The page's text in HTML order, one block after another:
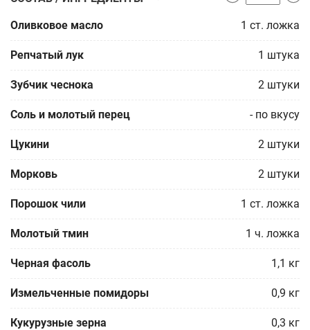
Оливковое масло 1 ст. ложка
Репчатый лук 1 штука
Зубчик чеснока 2 штуки
Соль и молотый перец - по вкусу
Цукини 2 штуки
Морковь 2 штуки
Порошок чили 1 ст. ложка
Молотый тмин 1 ч. ложка
Черная фасоль 1,1 кг
Измельченные помидоры 0,9 кг
Кукурузные зерна 0,3 кг